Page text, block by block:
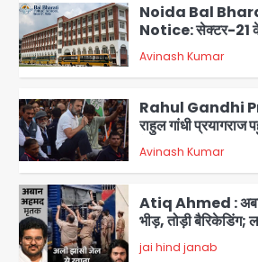
3
Rahul Gandhi
राहुल गांधी
बेटी मिराया; केपी
Avinash Kumar
4
Atiq Ahmed :
भीड़, तोड़ी
पहुंचा उमर
jai hind janab
Narela Road
पुलिस के सब-इंस्पेक्टर
मारी टक्कर, 70 वर्षीय
jai hind janab